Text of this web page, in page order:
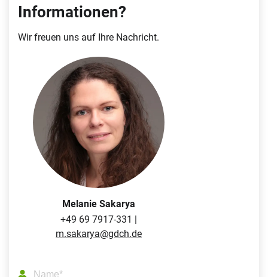
Informationen?
Wir freuen uns auf Ihre Nachricht.
Melanie Sakarya
+49 69 7917-331 |
m.sakarya@gdch.de